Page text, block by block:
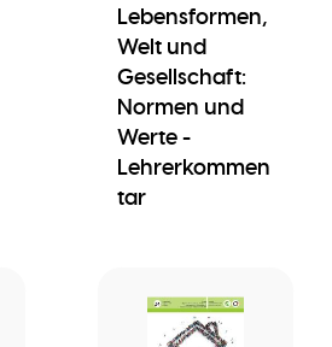
Lebensformen,
Welt und
Gesellschaft:
Normen und
Werte -
Lehrerkommen
tar